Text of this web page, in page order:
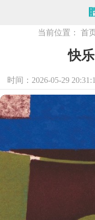
当前位置： 首
快
时间：2026-05-29